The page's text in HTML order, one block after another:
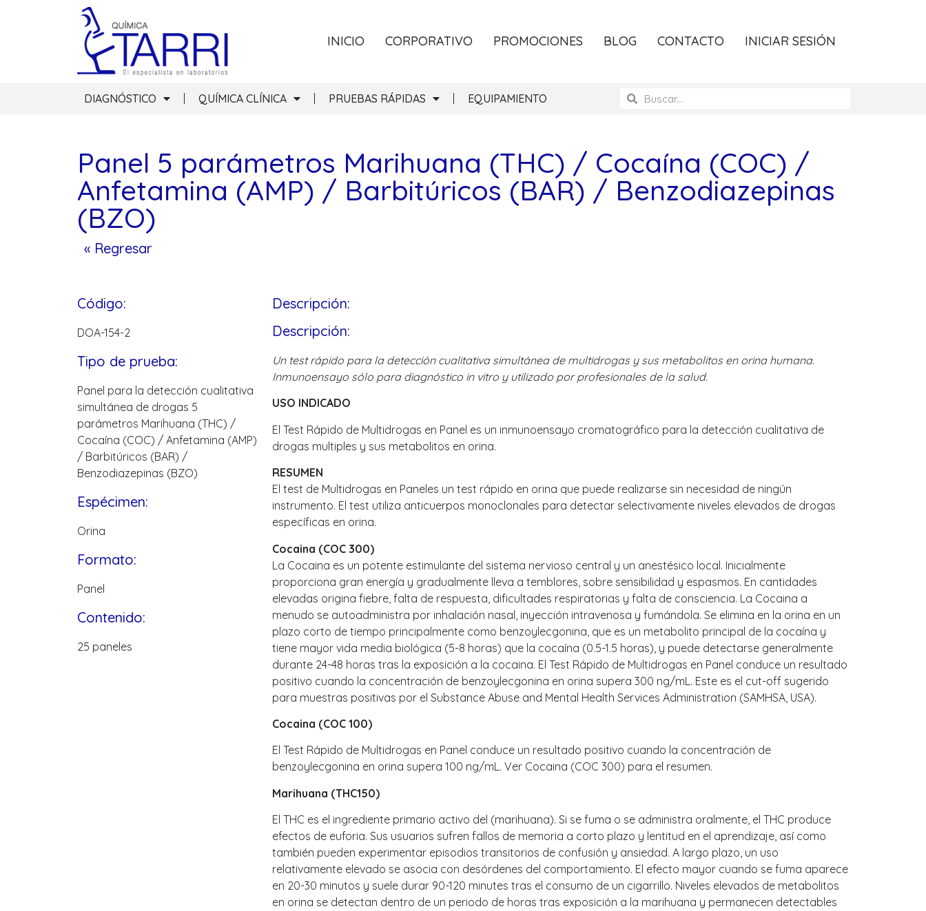
INICIO CORPORATIVO PROMOCIONES BLOG CONTACTO INICIAR SESIÓN
DIAGNÓSTICO QUÍMICA CLÍNICA PRUEBAS RÁPIDAS EQUIPAMIENTO
Panel 5 parámetros Marihuana (THC) / Cocaína (COC) /
Anfetamina (AMP) / Barbitúricos (BAR) / Benzodiazepinas
(BZO)
« Regresar
Código:
DOA-154-2
Tipo de prueba:
Panel para la detección cualitativa
simultánea de drogas 5
parámetros Marihuana (THC) /
Cocaína (COC) / Anfetamina (AMP)
/ Barbitúricos (BAR) /
Benzodiazepinas (BZO)
Espécimen:
Orina
Formato:
Panel
Contenido:
25 paneles
Descripción:
Descripción:
Un test rápido para la detección cualitativa simultánea de multidrogas y sus metabolitos en orina humana.
Inmunoensayo sólo para diagnóstico in vitro y utilizado por profesionales de la salud.
USO INDICADO
El Test Rápido de Multidrogas en Panel es un inmunoensayo cromatográfico para la detección cualitativa de
drogas multiples y sus metabolitos en orina.
RESUMEN
El test de Multidrogas en Paneles un test rápido en orina que puede realizarse sin necesidad de ningún
instrumento. El test utiliza anticuerpos monoclonales para detectar selectivamente niveles elevados de drogas
específicas en orina.
Cocaina (COC 300)
La Cocaina es un potente estimulante del sistema nervioso central y un anestésico local. Inicialmente
proporciona gran energía y gradualmente lleva a temblores, sobre sensibilidad y espasmos. En cantidades
elevadas origina fiebre, falta de respuesta, dificultades respiratorias y falta de consciencia. La Cocaina a
menudo se autoadministra por inhalación nasal, inyección intravenosa y fumándola. Se elimina en la orina en un
plazo corto de tiempo principalmente como benzoylecgonina, que es un metabolito principal de la cocaína y
tiene mayor vida media biológica (5-8 horas) que la cocaína (0.5-1.5 horas), y puede detectarse generalmente
durante 24-48 horas tras la exposición a la cocaina. El Test Rápido de Multidrogas en Panel conduce un resultado
positivo cuando la concentración de benzoylecgonina en orina supera 300 ng/mL. Este es el cut-off sugerido
para muestras positivas por el Substance Abuse and Mental Health Services Administration (SAMHSA, USA).
Cocaina (COC 100)
El Test Rápido de Multidrogas en Panel conduce un resultado positivo cuando la concentración de
benzoylecgonina en orina supera 100 ng/mL. Ver Cocaina (COC 300) para el resumen.
Marihuana (THC150)
El THC es el ingrediente primario activo del (marihuana). Si se fuma o se administra oralmente, el THC produce
efectos de euforia. Sus usuarios sufren fallos de memoria a corto plazo y lentitud en el aprendizaje, así como
también pueden experimentar episodios transitorios de confusión y ansiedad. A largo plazo, un uso
relativamente elevado se asocia con desórdenes del comportamiento. El efecto mayor cuando se fuma aparece
en 20-30 minutos y suele durar 90-120 minutes tras el consumo de un cigarrillo. Niveles elevados de metabolitos
en orina se detectan dentro de un periodo de horas tras exposición a la marihuana y permanecen detectables